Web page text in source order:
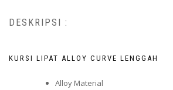
DESKRIPSI :
KURSI LIPAT ALLOY CURVE LENGGAH
Alloy Material